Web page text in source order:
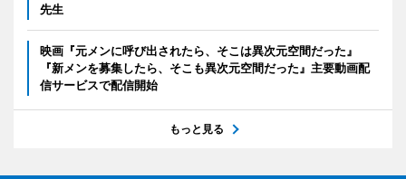
先生
映画『元メンに呼び出されたら、そこは異次元空間だった』
『新メンを募集したら、そこも異次元空間だった』主要動画配
信サービスで配信開始
もっと見る